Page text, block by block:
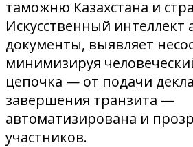
таможню Казахстана и
Искусственный интеллект
документы, выявляет
минимизируя
цепочка — от подачи
завершения транзита —
автоматизирована и
участников.